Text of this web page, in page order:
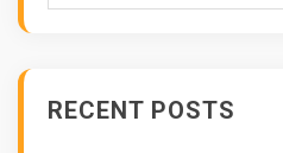
RECENT POSTS